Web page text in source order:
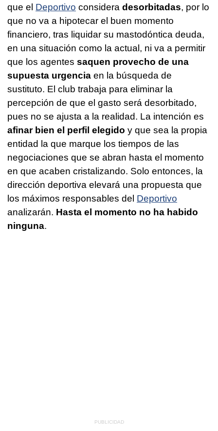
que el Deportivo considera desorbitadas, por lo
que no va a hipotecar el buen momento
financiero, tras liquidar su mastodóntica deuda,
en una situación como la actual, ni va a permitir
que los agentes saquen provecho de una
supuesta urgencia en la búsqueda de
sustituto. El club trabaja para eliminar la
percepción de que el gasto será desorbitado,
pues no se ajusta a la realidad. La intención es
afinar bien el perfil elegido y que sea la propia
entidad la que marque los tiempos de las
negociaciones que se abran hasta el momento
en que acaben cristalizando. Solo entonces, la
dirección deportiva elevará una propuesta que
los máximos responsables del Deportivo
analizarán. Hasta el momento no ha habido
ninguna.